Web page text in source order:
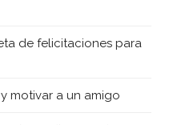
de felicitaciones para
motivar a un amigo